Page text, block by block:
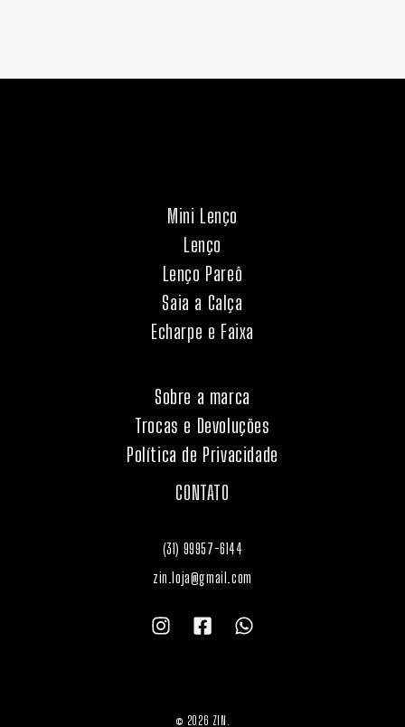
Mini Lenço
Lenço
Lenço Pareô
Saia a Calça
Echarpe e Faixa
Sobre a marca
Trocas e Devoluções
Política de Privacidade
CONTATO
(31) 99957-6144
zin.loja@gmail.com
© 2026 ZIN.